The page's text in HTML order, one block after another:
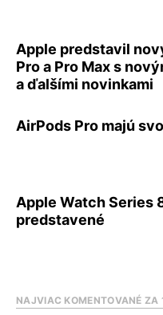
Apple predstavil
Pro a Pro Max s
a ďalšími novinkami
AirPods Pro majú
Apple Watch Series
predstavené
NAJVIAC KOMENTOVANÉ ZA